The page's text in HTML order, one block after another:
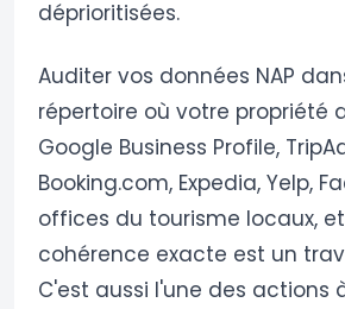
déprioritisées.
Auditer vos données NAP
répertoire où votre propriété
Google Business Profile,
Booking.com, Expedia, Yelp,
offices du tourisme locaux,
cohérence exacte est un
C'est aussi l'une des actions